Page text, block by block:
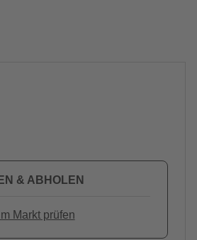
& ABHOLEN
Markt prüfen